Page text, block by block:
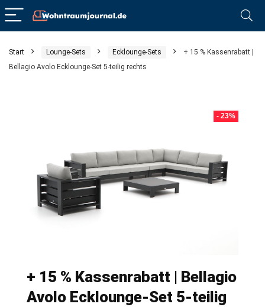
Start Lounge-Sets Ecklounge-Sets
+ 15 % Kassenrabatt |
Bellagio Avolo Ecklounge-Set 5-teilig rechts
- 23%
+ 15 % Kassenrabatt | Bellagio
Avolo Ecklounge-Set 5-teilig